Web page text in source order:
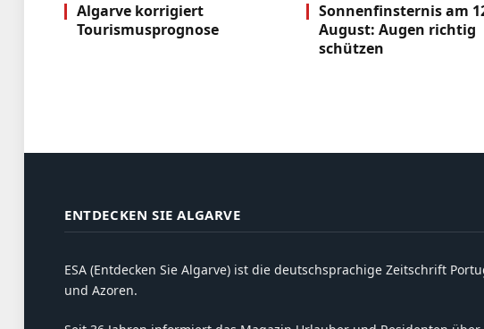
Algarve korrigiert
Tourismusprognose
Sonnenfinsternis am
August: Augen richtig
schützen
ENTDECKEN SIE ALGARVE
ESA (Entdecken Sie Algarve) ist die deutschsprachige Zeitschrift
und Azoren.